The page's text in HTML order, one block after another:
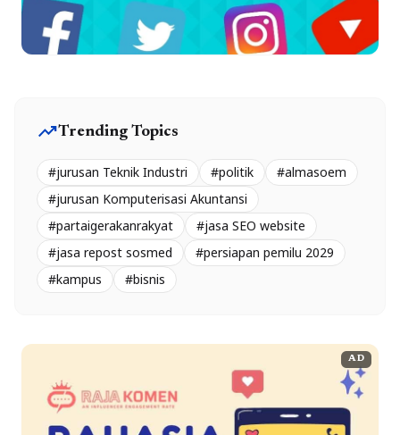
trending_upTrending Topics
#jurusan Teknik Industri #politik
#almasoem
#jurusan Komputerisasi Akuntansi
#partaigerakanrakyat
#jasa SEO website
#jasa repost sosmed
#persiapan pemilu 2029
#kampus
#bisnis
AD